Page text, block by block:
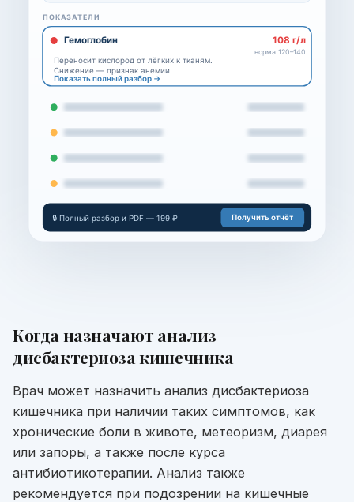
ПОКАЗАТЕЛИ
Гемоглобин 108 г/л
норма 120–140
Переносит кислород от лёгких к тканям.
Снижение — признак анемии.
Показать полный разбор →
🔒 Полный разбор и PDF — 199 ₽ Получить отчёт
Когда назначают анализ
дисбактериоза кишечника
Врач может назначить анализ дисбактериоза
кишечника при наличии таких симптомов, как
хронические боли в животе, метеоризм, диарея
или запоры, а также после курса
антибиотикотерапии. Анализ также
рекомендуется при подозрении на кишечные